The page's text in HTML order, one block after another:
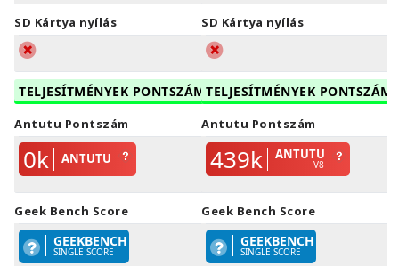
SD Kártya nyílás
TELJESÍTMÉNYEK PONTSZÁM
Antutu Pontszám
0k ANTUTU
Geek Bench Score
GEEKBENCH
SINGLE SCORE
SD Kártya nyílás
TELJESÍTMÉNYEK PONTSZÁM
Antutu Pontszám
439k ANTUTU
V8
Geek Bench Score
GEEKBENCH
SINGLE SCORE